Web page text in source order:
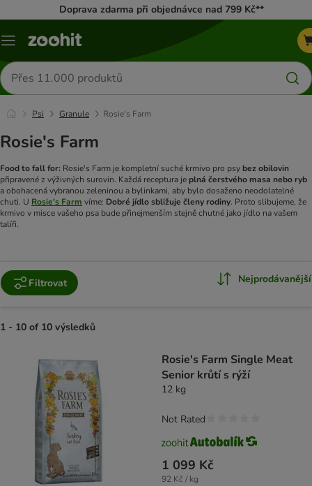
Doprava zdarma při objednávce nad 799 Kč**
Menu
Hledat
produkty
Psi Granule Rosie's Farm
Rosie's Farm
Food to fall for: Rosie's Farm je kompletní suché krmivo pro psy bez obilovin
připravené z výživných surovin. Každá receptura je plná čerstvého masa nebo ryb
a obohacená vybranou zeleninou a bylinkami, aby bylo dosaženo neodolatelné
chuti. U Rosie's Farm víme: Dobré jídlo sbližuje členy rodiny. Proto slibujeme, že
krmivo v misce vašeho psa bude přinejmenším stejně chutné jako jídlo na vašem
talíři.
Filtrovat Nejprodávanější
1 - 10 of 10 výsledků
Rosie's Farm Single Meat
Senior krůtí s rýží
12 kg
1 099 Kč
92 Kč / kg
Not Rated